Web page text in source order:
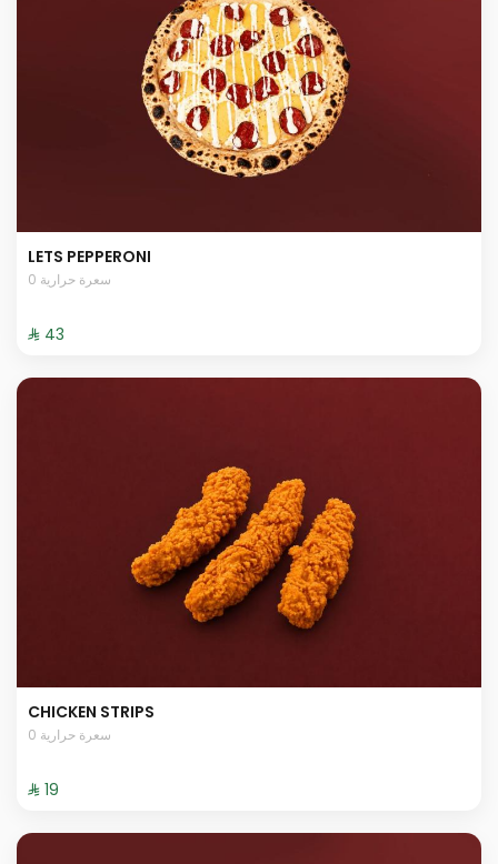
LETS PEPPERONI
0 سعرة حرارية
⁨⁦‪‬ 43⁩
CHICKEN STRIPS
0 سعرة حرارية
⁨⁦‪‬ 19⁩